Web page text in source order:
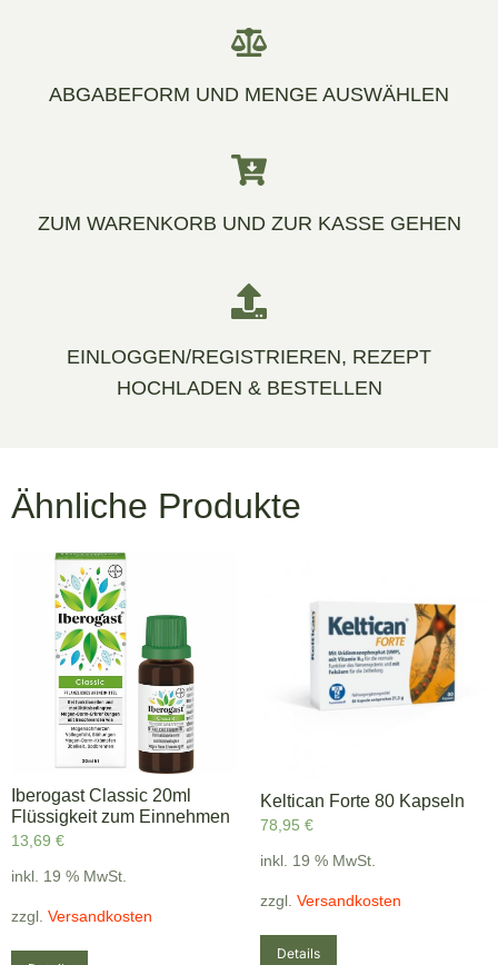
ABGABEFORM UND MENGE AUSWÄHLEN
ZUM WARENKORB UND ZUR KASSE GEHEN
EINLOGGEN/REGISTRIEREN, REZEPT
HOCHLADEN & BESTELLEN
Ähnliche Produkte
Iberogast Classic 20ml
Flüssigkeit zum Einnehmen
13,69 €
inkl. 19 % MwSt.
zzgl. Versandkosten
Keltican Forte 80 Kapseln
78,95 €
inkl. 19 % MwSt.
zzgl. Versandkosten
Details